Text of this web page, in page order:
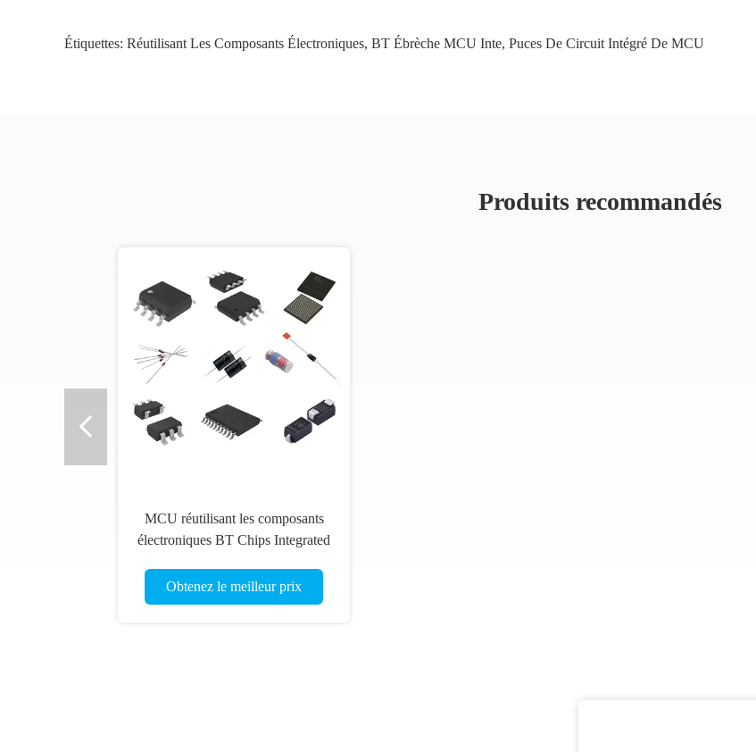
Étiquettes: Réutilisant Les Composants Électroniques, BT Ébrèche MCU Inte, Puces De Circuit Intégré De MCU
Produits recommandés
MCU réutilisant les composants
électroniques BT Chips Integrated
Obtenez le meilleur prix